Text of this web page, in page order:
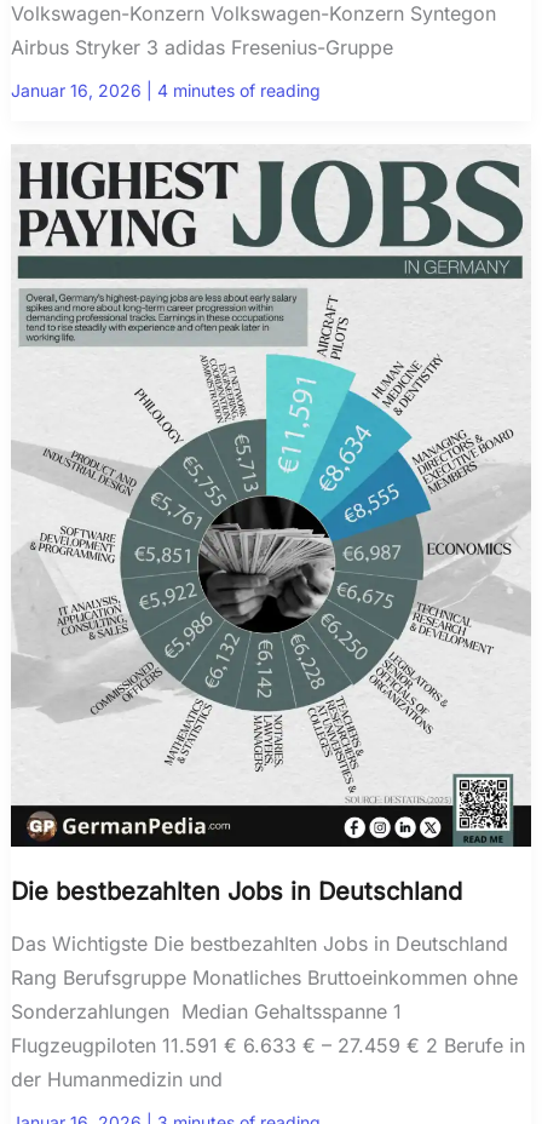
Volkswagen-Konzern Volkswagen-Konzern Syntegon
Airbus Stryker 3 adidas Fresenius-Gruppe
Januar 16, 2026 4 minutes of reading
Die bestbezahlten Jobs in Deutschland
Das Wichtigste Die bestbezahlten Jobs in Deutschland
Rang Berufsgruppe Monatliches Bruttoeinkommen ohne
Sonderzahlungen Median Gehaltsspanne 1
Flugzeugpiloten 11.591 € 6.633 € – 27.459 € 2 Berufe in
der Humanmedizin und